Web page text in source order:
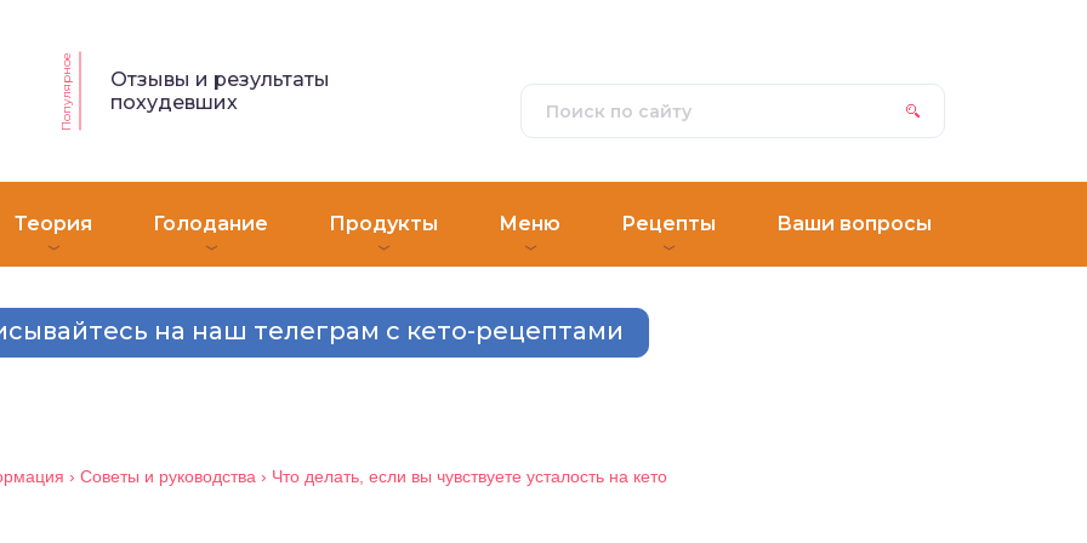
Популярное
Отзывы и результаты
похудевших
Теория Голодание Продукты Меню Рецепты Ваши вопросы
на наш телеграм с кето-рецептами
› Советы и руководства › Что делать, если вы чувствуете усталость на кето